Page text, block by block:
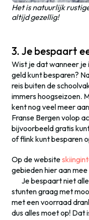
Het is natuurlijk
altijd gezellig!
3. Je bespaart
Wist je dat wanneer je
geld kunt besparen?
reis buiten de
immers hoogseizoen.
kent nog veel meer
Franse Bergen volop
bijvoorbeeld gratis
of flink kunt besparen
Op de website
gebieden hier aan
Je bespaart niet
stunten graag met
met een voorraad
dus alles moet op! Dat